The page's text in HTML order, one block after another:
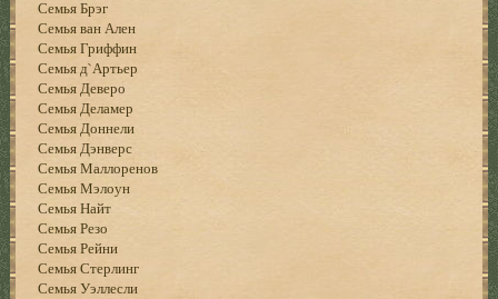
Семья Брэг
Семья ван Ален
Семья Гриффин
Семья д`Артьер
Семья Деверо
Семья Деламер
Семья Доннели
Семья Дэнверс
Семья Маллоренов
Семья Мэлоун
Семья Найт
Семья Резо
Семья Рейни
Семья Стерлинг
Семья Уэллесли